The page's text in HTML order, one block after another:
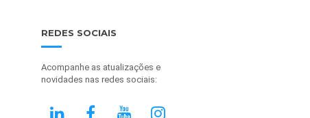
REDES SOCIAIS
Acompanhe as atualizações e
novidades nas redes sociais: